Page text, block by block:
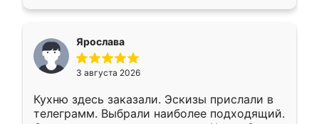
Ярослава
3 августа 2026
Кухню здесь заказали. Эскизы прислали в
телеграмм. Выбрали наиболее подходящий.